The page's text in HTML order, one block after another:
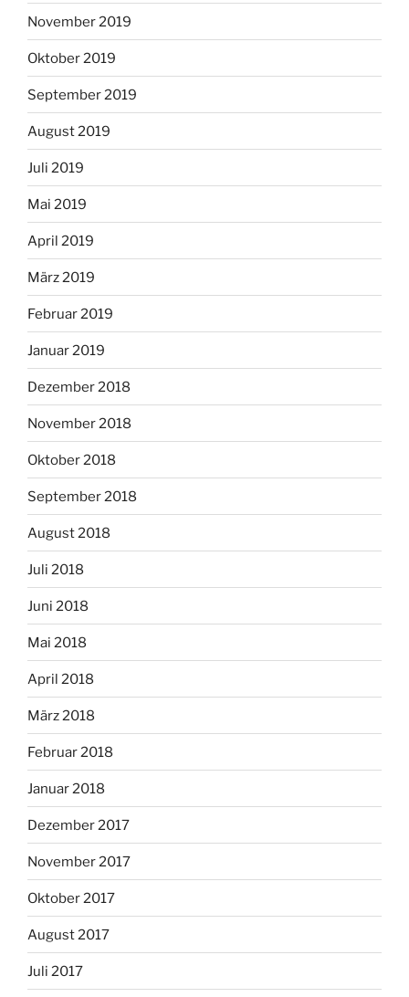
November 2019
Oktober 2019
September 2019
August 2019
Juli 2019
Mai 2019
April 2019
März 2019
Februar 2019
Januar 2019
Dezember 2018
November 2018
Oktober 2018
September 2018
August 2018
Juli 2018
Juni 2018
Mai 2018
April 2018
März 2018
Februar 2018
Januar 2018
Dezember 2017
November 2017
Oktober 2017
August 2017
Juli 2017